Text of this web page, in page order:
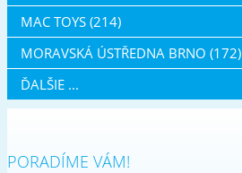
MAC TOYS (214)
MORAVSKÁ ÚSTŘEDNA BRNO (172)
ĎALŠIE ...
PORADÍME VÁM!